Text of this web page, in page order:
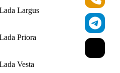
Largus
Priora
Vesta